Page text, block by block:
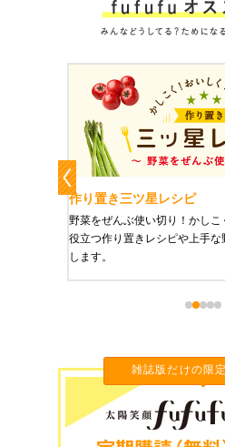
作り置き三ツ星レシピ
野菜をぜんぶ使い切り！かしこく、
役立つ作り置きレシピや上手な野菜
します。
雑誌版だけの限